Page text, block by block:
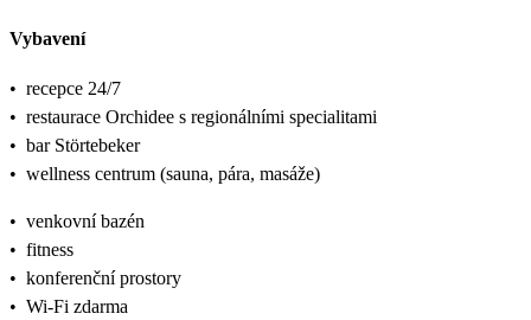
Vybavení
• recepce 24/7
• restaurace Orchidee s regionálními specialitami
• bar Störtebeker
• wellness centrum (sauna, pára, masáže)
• venkovní bazén
• fitness
• konferenční prostory
• Wi-Fi zdarma